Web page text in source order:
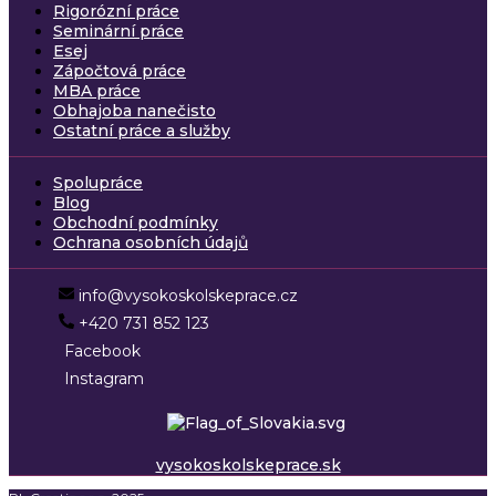
Rigorózní práce
Seminární práce
Esej
Zápočtová práce
MBA práce
Obhajoba nanečisto
Ostatní práce a služby
Spolupráce
Blog
Obchodní podmínky
Ochrana osobních údajů
info@vysokoskolskeprace.cz
+420 731 852 123
Facebook
Instagram
vysokoskolskeprace.sk